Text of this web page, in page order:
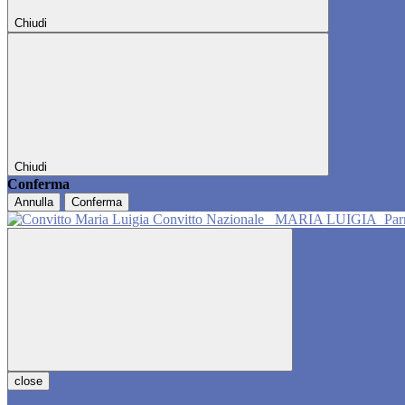
Chiudi
Chiudi
Conferma
Annulla Conferma
Convitto Nazionale MARIA LUIGIA
close